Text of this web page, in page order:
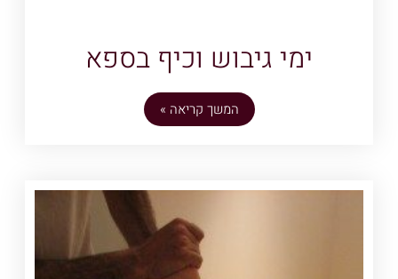
ימי גיבוש וכיף בספא
המשך קריאה »